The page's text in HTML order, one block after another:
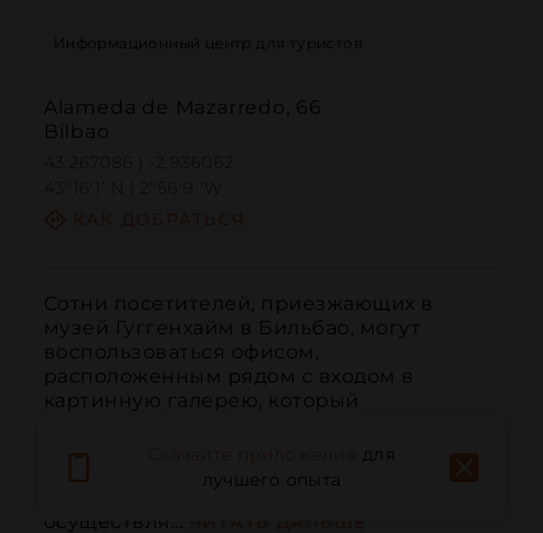
Информационный центр для туристов
Alameda de Mazarredo, 66
Bilbao
Сотни посетителей, приезжающих в
музей Гуггенхайм в Бильбао, могут
воспользоваться офисом,
расположенным рядом с входом в
картинную галерею, который
Бискайя и Эускади. Кроме того, здесь
предлагаются экскурсии, продаются
осуществля...
для
лучшего опыта